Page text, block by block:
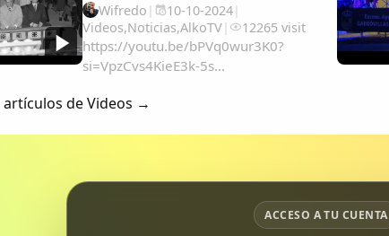
Wifredo | 10-10-2024|
Videos,Noticias,AlkoTV| 12265 visit
https://youtu.be/bPVq0wur3K0?
si=VpzCvs4KieE3k-5s...
de Videos →
ACCESO A TU CUENTA